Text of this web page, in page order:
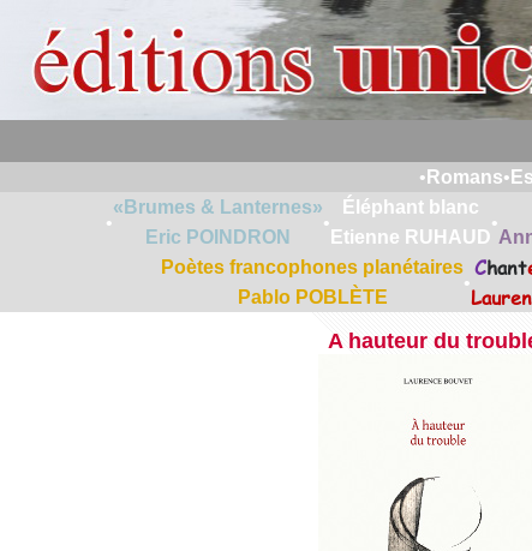
• Romans•
•
«Brumes & Lanternes»
Eric POINDRON
•
Éléphant blanc
Etienne RUHAUD
•
Poètes francophones planétaires
Pablo POBLÈTE
•
Chant
A hauteur du